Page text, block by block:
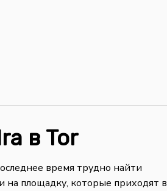
в Tor
время трудно найти
на площадку, которые приходят в